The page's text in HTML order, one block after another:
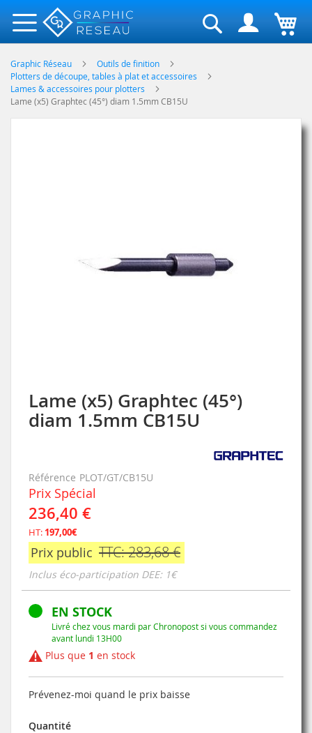
Rechercher
Graphic Réseau
Outils de finition
Plotters de découpe, tables à plat et accessoires
Lames & accessoires pour plotters
Lame (x5) Graphtec (45°) diam 1.5mm CB15U
Lame (x5) Graphtec (45°)
diam 1.5mm CB15U
Référence PLOT/GT/CB15U
Prix Spécial
236,40 €
HT: 197,00€
Prix public TTC: 283,68 €
Inclus éco-participation DEE: 1€
EN STOCK
Livré chez vous mardi par Chronopost si vous commandez
avant lundi 13H00
Plus que 1 en stock
Prévenez-moi quand le prix baisse
Quantité
Skip
to
the
images
gallery